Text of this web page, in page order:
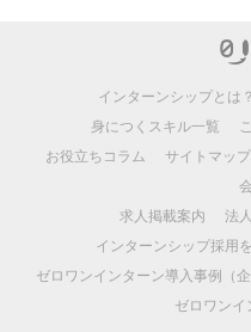
インターンシップとは？
身につくスキル一覧
お役立ちコラム
サイトマップ
求人掲載案内
法
インターンシップ採用
ゼロワンインターン導入事例（企
ゼロワンイ